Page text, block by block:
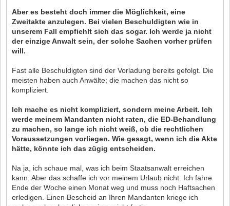
Aber es besteht doch immer die Möglichkeit, eine
Zweitakte anzulegen. Bei vielen Beschuldigten wie in
unserem Fall empfiehlt sich das sogar. Ich werde ja nicht
der einzige Anwalt sein, der solche Sachen vorher prüfen
will.
Fast alle Beschuldigten sind der Vorladung bereits gefolgt. Die
meisten haben auch Anwälte; die machen das nicht so
kompliziert.
Ich mache es nicht kompliziert, sondern meine Arbeit. Ich
werde meinem Mandanten nicht raten, die ED-Behandlung
zu machen, so lange ich nicht weiß, ob die rechtlichen
Voraussetzungen vorliegen. Wie gesagt, wenn ich die Akte
hätte, könnte ich das zügig entscheiden.
Na ja, ich schaue mal, was ich beim Staatsanwalt erreichen
kann. Aber das schaffe ich vor meinem Urlaub nicht. Ich fahre
Ende der Woche einen Monat weg und muss noch Haftsachen
erledigen. Einen Bescheid an Ihren Mandanten kriege ich